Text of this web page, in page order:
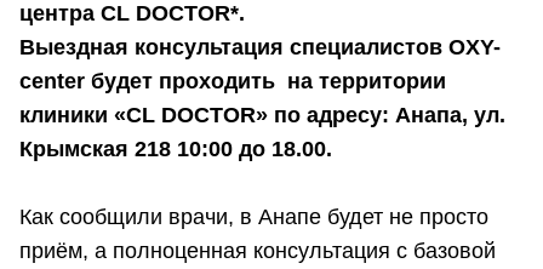
центра CL DOCTOR*.
Выездная консультация специалистов OXY-
center будет проходить на территории
клиники «CL DOCTOR» по адресу: Анапа, ул.
Крымская 218 10:00 до 18.00.
Как сообщили врачи, в Анапе будет не просто
приём, а полноценная консультация с базовой